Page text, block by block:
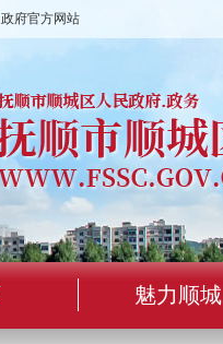
府官方网站
魅力顺城